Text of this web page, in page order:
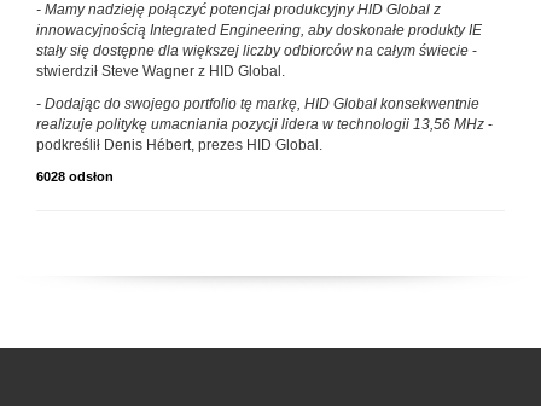
- Mamy nadzieję połączyć potencjał produkcyjny HID Global z
innowacyjnością Integrated Engineering, aby doskonałe produkty IE
stały się dostępne dla większej liczby odbiorców na całym świecie -
stwierdził Steve Wagner z HID Global.
- Dodając do swojego portfolio tę markę, HID Global konsekwentnie
realizuje politykę umacniania pozycji lidera w technologii 13,56 MHz -
podkreślił Denis Hébert, prezes HID Global.
6028 odsłon